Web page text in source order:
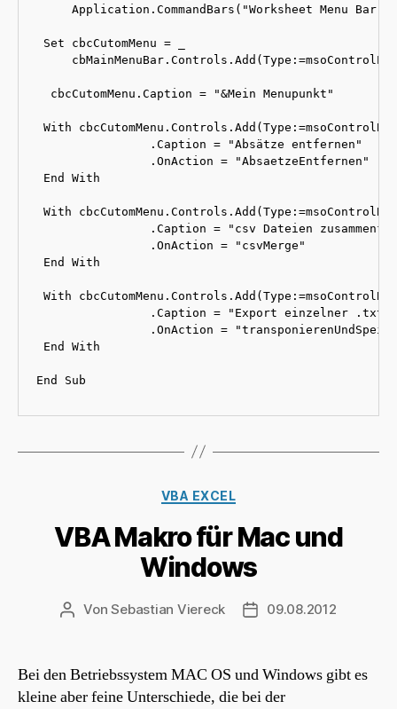
Application.CommandBars("Worksheet Menu Bar")
Set cbcCutomMenu = _
cbcCutomMenu.Caption = "&Mein Menupunkt"
With
.Caption = "Absätze entfernen"
.OnAction = "AbsaetzeEntfernen"
End With
With
.Caption = "csv Dateien
.OnAction = "csvMerge"
End With
With
.Caption = "Export einzelner .txt
.OnAction =
End With
End Sub
Kategorien
VBA EXCEL
VBA Makro für Mac und
Windows
Beitragsautor
VonSebastian Viereck Beitragsdatum
09.08.2012
Bei den Betriebssystem MAC OS und Windows gibt es
kleine aber feine Unterschiede, die bei der